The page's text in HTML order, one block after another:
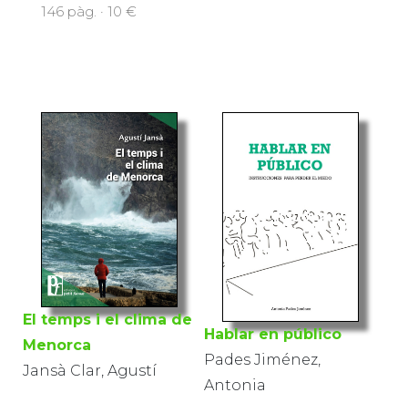
146 pàg. · 10 €
El temps i el clima de
Menorca
Jansà Clar, Agustí
Hablar en público
Pades Jiménez,
Antonia